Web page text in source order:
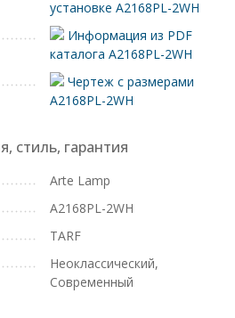
установке A2168PL-2WH
Информация из PDF
каталога A2168PL-2WH
Чертеж с размерами
A2168PL-2WH
стиль, гарантия
Arte Lamp
A2168PL-2WH
TARF
Неоклассический,
Современный